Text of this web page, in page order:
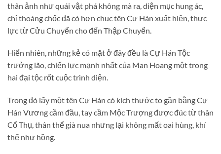
thân ảnh như quái vật phá không mà ra, diện mục hung ác,
chỉ thoáng chốc đã có hơn chục tên Cự Hán xuất hiện, thực
lực từ Cửu Chuyển cho đến Thập Chuyển.
Hiển nhiên, những kẻ có mặt ở đây đều là Cự Hán Tộc
trưởng lão, chiến lực mạnh nhất của Man Hoang một trong
hai đại tộc rốt cuộc trình diện.
Trong đó lấy một tên Cự Hán có kích thước to gần bằng Cự
Hán Vương cầm đầu, tay cầm Mộc Trượng được đúc từ thân
Cổ Thụ, thân thể già nua nhưng lại không mất oai hùng, khí
thế như hồng.